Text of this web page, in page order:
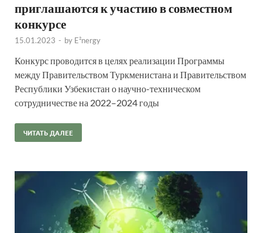
приглашаются к участию в совместном
конкурсе
15.01.2023 - by E²nergy
Конкурс проводится в целях реализации Программы
между Правительством Туркменистана и Правительством
Республики Узбекистан о научно-техническом
сотрудничестве на 2022–2024 годы
ЧИТАТЬ ДАЛЕЕ